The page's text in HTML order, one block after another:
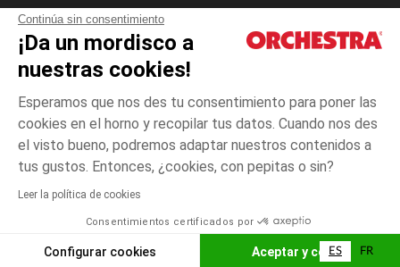
Continúa sin consentimiento
¡Da un mordisco a
nuestras cookies!
Esperamos que nos des tu consentimiento para poner las
cookies en el horno y recopilar tus datos. Cuando nos des
el visto bueno, podremos adaptar nuestros contenidos a
tus gustos. Entonces, ¿cookies, con pepitas o sin?
Leer la política de cookies
Consentimientos certificados por
Configurar cookies Aceptar y cerrar
Crudo
6
meses
El pago medidante
AÑADIR A LA CESTA
Condiciones generales de venta
Aviso Legal
*Condiciones de las ofertas actuales
Gestión de las cookies
Accesibilidad: no conforme
Orchestra adhiere al código de ética de la Federación Francesa de comercio
electrónico y venta a distancia (FEVAD) y al sistema de mediación de
ES FR